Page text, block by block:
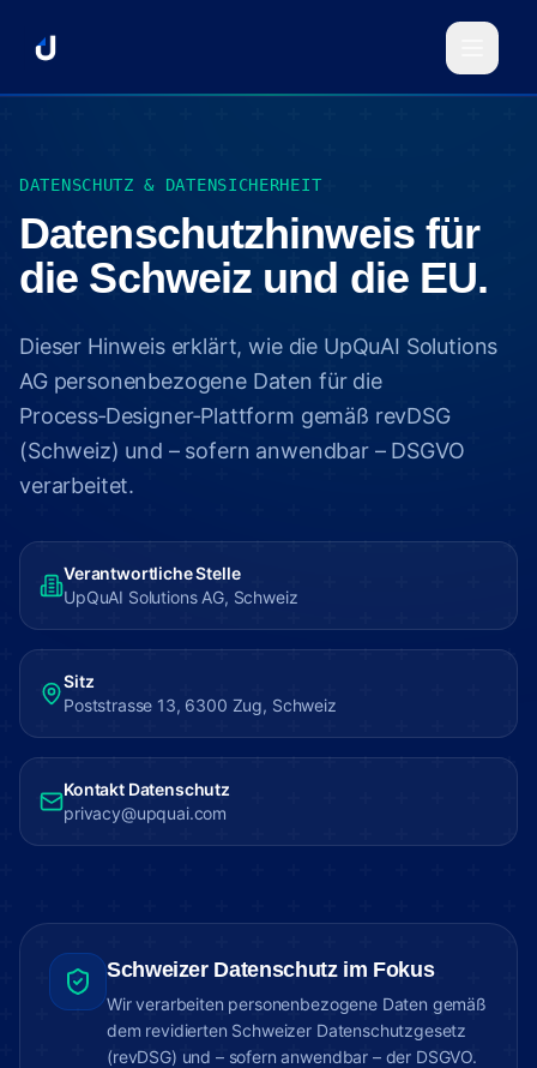
DATENSCHUTZ & DATENSICHERHEIT
Datenschutzhinweis für
die Schweiz und die EU.
Dieser Hinweis erklärt, wie die UpQuAI Solutions
AG personenbezogene Daten für die
Process‑Designer‑Plattform gemäß revDSG
(Schweiz) und – sofern anwendbar – DSGVO
verarbeitet.
Verantwortliche Stelle
UpQuAI Solutions AG, Schweiz
Sitz
Poststrasse 13, 6300 Zug, Schweiz
Kontakt Datenschutz
privacy@upquai.com
Schweizer Datenschutz im Fokus
Wir verarbeiten personenbezogene Daten gemäß
dem revidierten Schweizer Datenschutzgesetz
(revDSG) und – sofern anwendbar – der DSGVO.